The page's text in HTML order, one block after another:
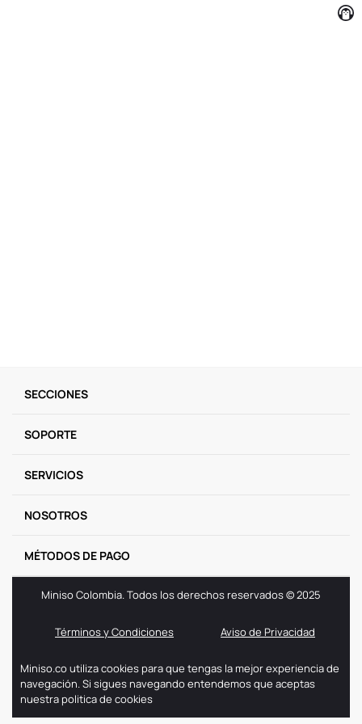
SECCIONES
SOPORTE
SERVICIOS
NOSOTROS
MÉTODOS DE PAGO
Miniso Colombia. Todos los derechos reservados © 2025
Términos y Condiciones Aviso de Privacidad
Miniso.co utiliza cookies para que tengas la mejor experiencia de
navegación. Si sigues navegando entendemos que aceptas
nuestra politica de cookies